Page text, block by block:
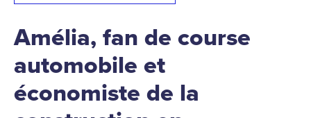
Amélia, fan de course
automobile et
économiste de la